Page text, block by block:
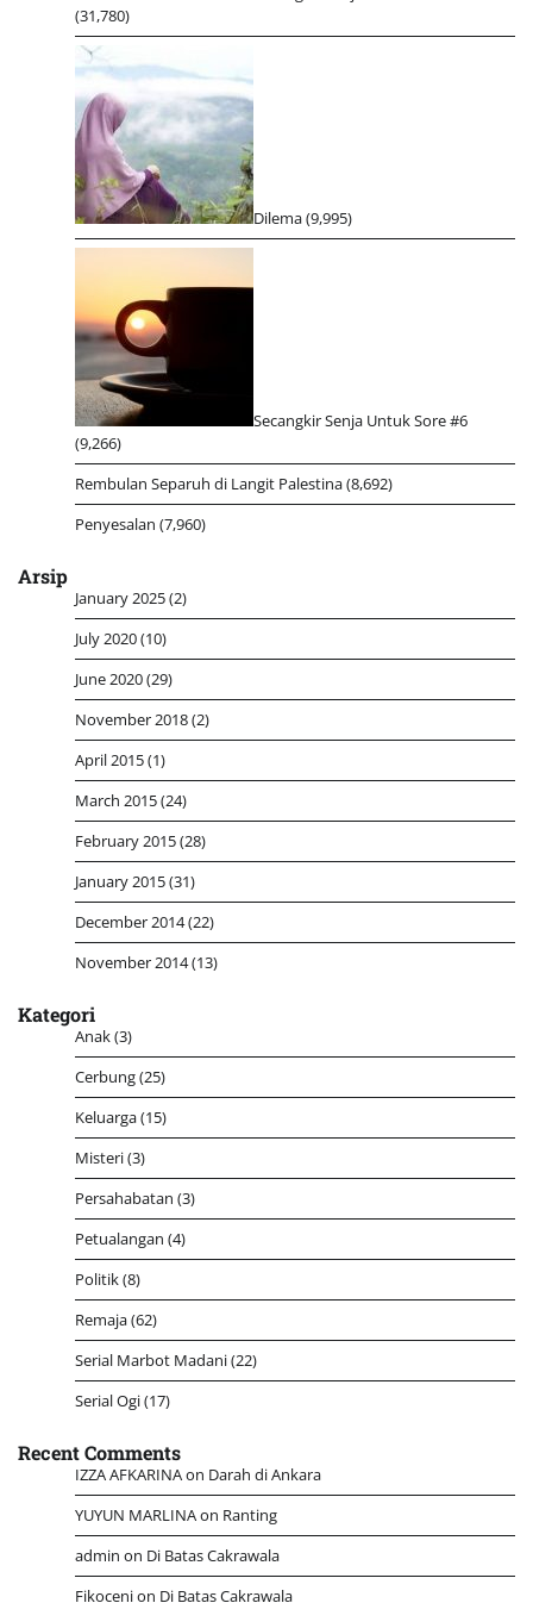
(31,780)
Dilema(9,995)
Secangkir Senja Untuk Sore #6
(9,266)
Rembulan Separuh di Langit Palestina(8,692)
Penyesalan (7,960)
Arsip
January 2025(2)
July 2020(10)
June 2020(29)
November 2018(2)
April 2015(1)
March 2015(24)
February 2015(28)
January 2015(31)
December 2014(22)
November 2014(13)
Kategori
Anak(3)
Cerbung(25)
Keluarga(15)
Misteri(3)
Persahabatan (3)
Petualangan (4)
Politik(8)
Remaja(62)
Serial Marbot Madani(22)
Serial Ogi(17)
Recent Comments
IZZA AFKARINAon Darah di Ankara
YUYUN MARLINAon Ranting
admin on Di Batas Cakrawala
Fikocenion Di Batas Cakrawala